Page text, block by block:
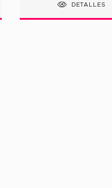
DETALLES